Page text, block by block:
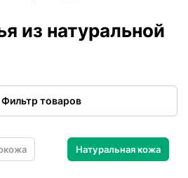
из натуральной
Фильтр товаров
Натуральная кожа